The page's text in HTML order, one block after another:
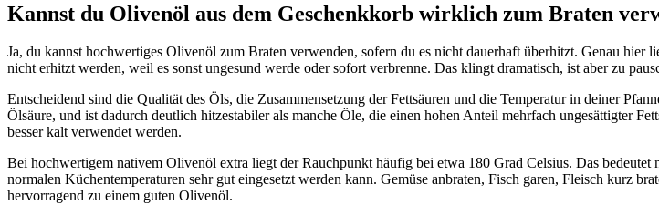
Kannst du Olivenöl aus dem Geschenkkorb wirklich zum Braten
Ja, du kannst hochwertiges Olivenöl zum Braten verwenden, sofern du es nicht dauerhaft überhitzt. Genau
nicht erhitzt werden, weil es sonst ungesund werde oder sofort verbrenne. Das klingt dramatisch, ist aber zu
Entscheidend sind die Qualität des Öls, die Zusammensetzung der Fettsäuren und die Temperatur in deiner
Ölsäure, und ist dadurch deutlich hitzestabiler als manche Öle, die einen hohen Anteil mehrfach ungesättigter
besser kalt verwendet werden.
Bei hochwertigem nativem Olivenöl extra liegt der Rauchpunkt häufig bei etwa 180 Grad Celsius. Das
normalen Küchentemperaturen sehr gut eingesetzt werden kann. Gemüse anbraten, Fisch garen, Fleisch kurz
hervorragend zu einem guten Olivenöl.